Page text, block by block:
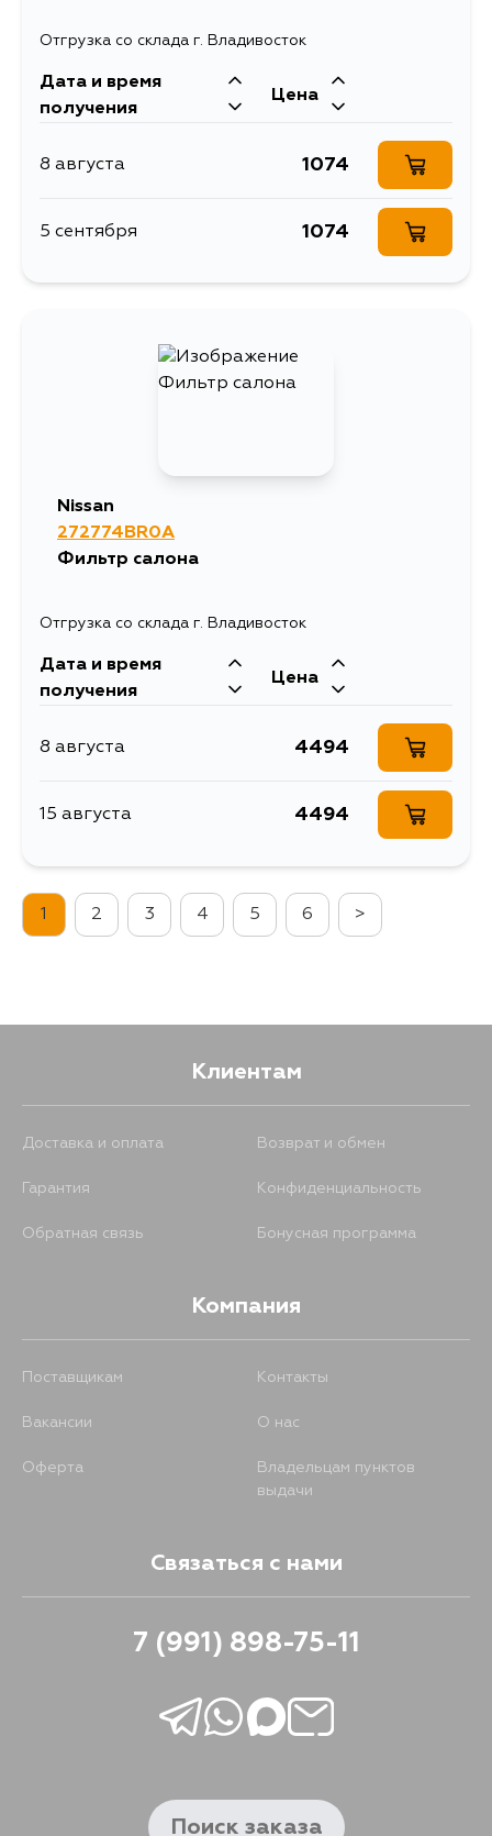
28 августа 519
Отгрузка со склада г. Владивосток
Дата и время
получения
Цена
8 августа 1074
5 сентября 1074
Nissan
272774BR0A
Фильтр салона
Отгрузка со склада г. Владивосток
Дата и время
получения
Цена
8 августа 4494
15 августа 4494
1 2 3 4 5 6 >
Клиентам
Доставка и оплата Возврат и обмен
Гарантия Конфиденциальность
Обратная связь Бонусная программа
Компания
Поставщикам Контакты
Вакансии О нас
Оферта
Владельцам пунктов
выдачи
Связаться с нами
7 (991) 898-75-11
Поиск заказа